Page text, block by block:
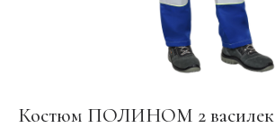
Костюм ПОЛИНОМ 2 василек